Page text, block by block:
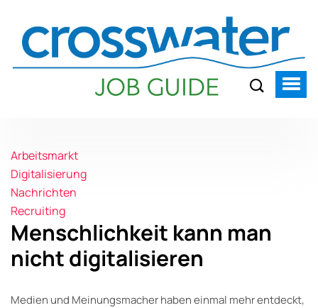
Arbeitsmarkt
Digitalisierung
Nachrichten
Recruiting
Menschlichkeit kann man
nicht digitalisieren
Medien und Meinungsmacher haben einmal mehr entdeckt,